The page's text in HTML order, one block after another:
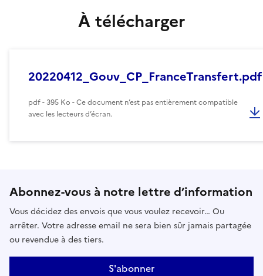
À télécharger
20220412_Gouv_CP_FranceTransfert.pdf
pdf - 395 Ko - Ce document n’est pas entièrement compatible
avec les lecteurs d’écran.
Abonnez-vous à notre lettre d’information
Vous décidez des envois que vous voulez recevoir… Ou
arrêter. Votre adresse email ne sera bien sûr jamais partagée
ou revendue à des tiers.
S'abonner